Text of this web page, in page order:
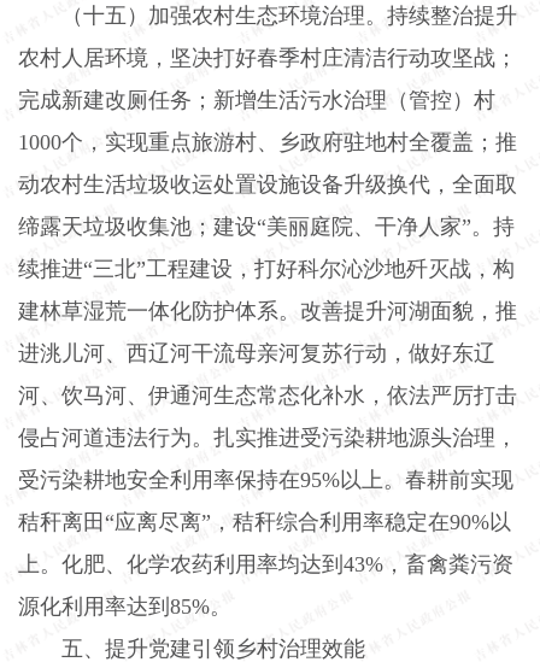
（十五）加强农村生态环境治理。 持续整治提升
农村人居环境，坚决打好春季村庄清洁行动攻坚战；
完成新建改厕任务；新增生活污水治理（管控）村
1000个，实现重点旅游村、乡政府驻地村全覆盖；推
动农村生活垃圾收运处置设施设备升级换代，全面取
缔露天垃圾收集池；建设“美丽庭院、干净人家”。持
续推进“三北”工程建设，打好科尔沁沙地歼灭战，构
建林草湿荒一体化防护体系。改善提升河湖面貌，推
进洮儿河、西辽河干流母亲河复苏行动，做好东辽
河、饮马河、伊通河生态常态化补水，依法严厉打击
侵占河道违法行为。扎实推进受污染耕地源头治理，
受污染耕地安全利用率保持在95%以上。春耕前实现
秸秆离田“应离尽离”，秸秆综合利用率稳定在90%以
上。化肥、化学农药利用率均达到 43% ，畜禽粪污资
源化利用率达到 85%。
五、提升党建引领乡村治理效能